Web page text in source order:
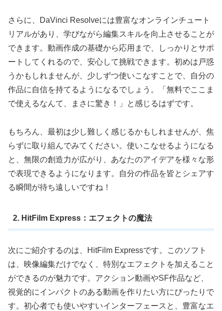
さらに、DaVinci Resolveには豊富なオンラインチュート
リアルがあり、学びながら編集スキルを向上させることが
できます。動画作成の基礎から応用まで、しっかりとサポ
ートしてくれるので、安心して挑戦できます。初めは戸惑
うかもしれませんが、少しずつ使いこなすことで、自分の
作品に自信を持てるようになるでしょう。「無料でここま
で使えるなんて、まさに驚き！」と感じるはずです。
もちろん、最初は少し難しく感じるかもしれませんが、焦
らずに取り組んでみてください。使いこなせるようになる
と、無限の創造力が広がり、あなたのアイデアを様々な形
で表現できるようになります。自分の作品を皆とシェアす
る瞬間が待ち遠しいですね！
2. HitFilm Express：エフェクトの魔法
次にご紹介するのは、HitFilm Expressです。このソフト
は、映像編集だけでなく、特別なエフェクトを加えること
ができるのが魅力です。アクション動画やSF作品など、
視覚的にインパクトのある動画を作りたい方にぴったりで
す。初心者でも使いやすいインターフェースと、豊富なエ